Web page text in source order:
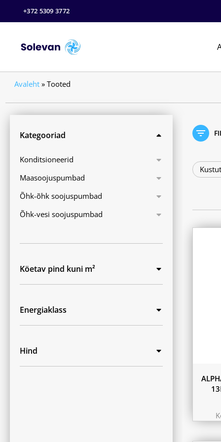
+372 5309 3772
Avaleht » Tooted
Kategooriad
Konditsioneerid
Maasoojuspumbad
Õhk-õhk soojuspumbad
Õhk-vesi soojuspumbad
Köetav pind kuni m²
Energiaklass
Hind